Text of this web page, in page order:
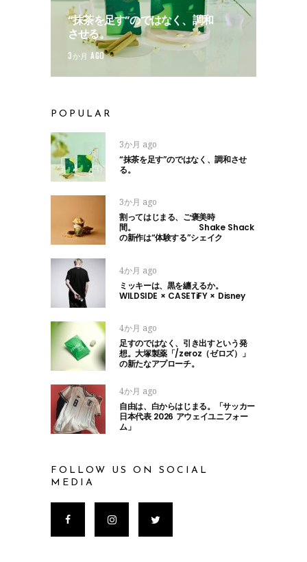
“抹茶を足す”のではなく、調和
させる。
3か月 AGO
POPULAR
3か月 ago
“抹茶を足す”のではなく、調和させ
る。
3か月 ago
割ってはじまる、ご褒美時
間。 Shake Shack
の新作は“体験する”シェイク
4か月 ago
ミッキーは、黒を纏えるか。
WILDSIDE × CASETiFY × Disney
4か月 ago
足すのではなく、引き出すという発
想。大塚製薬「/zeroz（ゼロズ）」
の新たなアプローチ。
4か月 ago
自由は、白からはじまる。「サッカー
日本代表 2026 アウェイユニフォー
ム」
FOLLOW US ON SOCIAL
MEDIA